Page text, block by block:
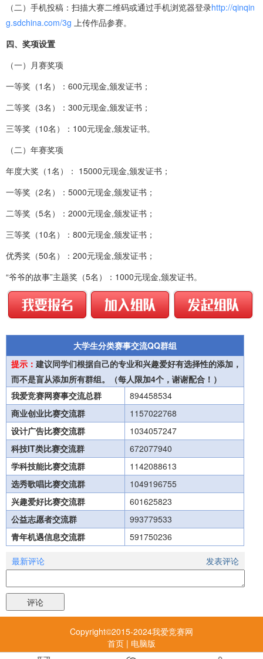
（二）手机投稿：扫描大赛二维码或通过手机浏览器登录http://qinqin
g.sdchina.com/3g 上传作品参赛。
四、奖项设置
（一）月赛奖项
一等奖（1名）：600元现金,颁发证书；
二等奖（3名）：300元现金,颁发证书；
三等奖（10名）：100元现金,颁发证书。
（二）年赛奖项
年度大奖（1名）： 15000元现金,颁发证书；
一等奖（2名）：5000元现金,颁发证书；
二等奖（5名）：2000元现金,颁发证书；
三等奖（10名）：800元现金,颁发证书；
优秀奖（50名）：200元现金,颁发证书；
“爷爷的故事”主题奖（5名）：1000元现金,颁发证书。
大学生分类赛事交流QQ群组
提示： 建议同学们根据自己的专业和兴趣爱好有选择性的添加，
而不是盲从添加所有群组。（每人限加4个，谢谢配合！）
我爱竞赛网赛事交流总群
894458534
商业创业比赛交流群
1157022768
设计广告比赛交流群
1034057247
科技IT类比赛交流群
672077940
学科技能比赛交流群
1142088613
选秀歌唱比赛交流群
1049196755
兴趣爱好比赛交流群
601625823
公益志愿者交流群
993779533
青年机遇信息交流群
591750236
发表评论
最新评论
Copyright©2015-2024我爱竞赛网
首页 | 电脑版